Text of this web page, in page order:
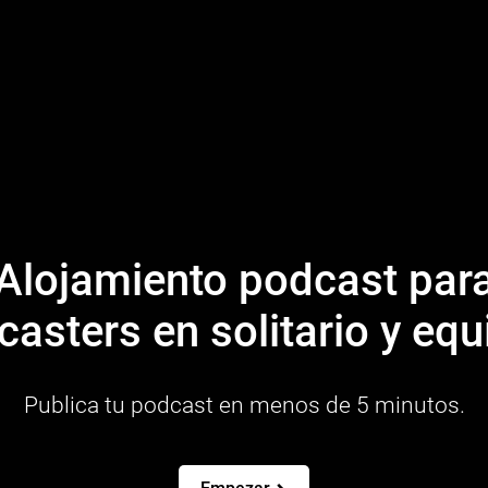
podcast
en solitario y
Publica tu podcast en menos de 5 minutos.